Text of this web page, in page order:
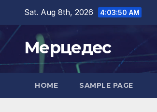
content
Sat. Aug 8th, 2026 4:03:51 AM
Мерцедес
HOME SAMPLE PAGE